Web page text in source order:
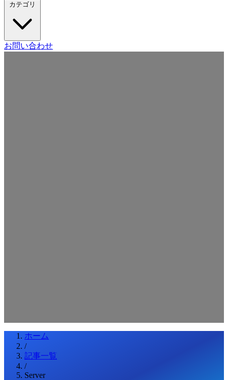
カテゴリ
Craft CMSMovable Type
お問い合わせ
ホーム
/
記事一覧
/
Server